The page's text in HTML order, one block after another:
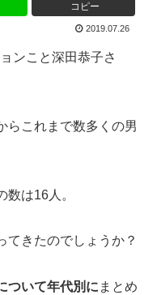
コピー
2019.07.26
ンこと深田恭子さ
らこれまで数多くの男
は16人。
てきたのでしょうか？
ついて年代別に まとめ